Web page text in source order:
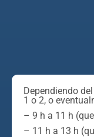
Dependiendo
1 o 2, o
– 9 h a 11 h
– 11 h a 13 h